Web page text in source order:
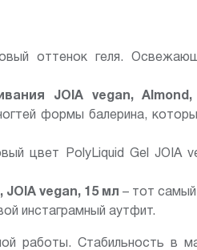
оттенок геля.
JOIA vegan, Almond,
формы балерина,
цвет PolyLiquid Gel JOIA
vegan, 15 мл – тот
инстаграмный аутфит.
работы. Стабильность в